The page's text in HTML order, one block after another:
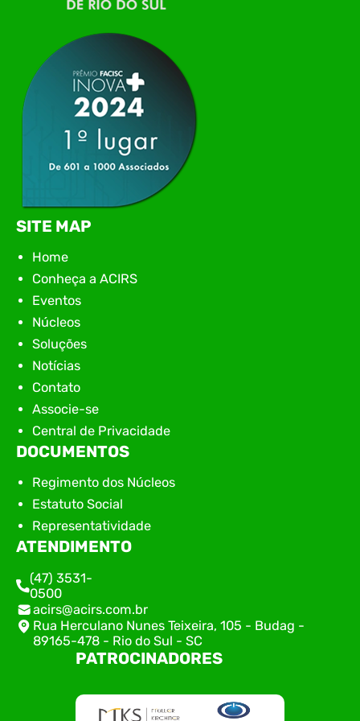
apresentação de novas iniciativas para o setor. O
encontro aconteceu em Rio…
SITE MAP
Home
Conheça a ACIRS
Eventos
Núcleos
Soluções
Notícias
Contato
Associe-se
Central de Privacidade
DOCUMENTOS
Regimento dos Núcleos
Estatuto Social
Representatividade
ATENDIMENTO
(47) 3531-
0500
acirs@acirs.com.br
Rua Herculano Nunes Teixeira, 105 - Budag -
89165-478 - Rio do Sul - SC
PATROCINADORES